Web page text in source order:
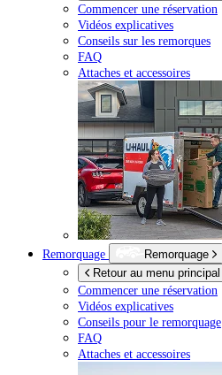
Commencer une réservation
Vidéos explicatives
Conseils sur les remorques
FAQ
Attaches et accessoires
Remorquage
Remorquage
Retour au menu principal
Commencer une réservation
Vidéos explicatives
Conseils pour le remorquage
FAQ
Attaches et accessoires